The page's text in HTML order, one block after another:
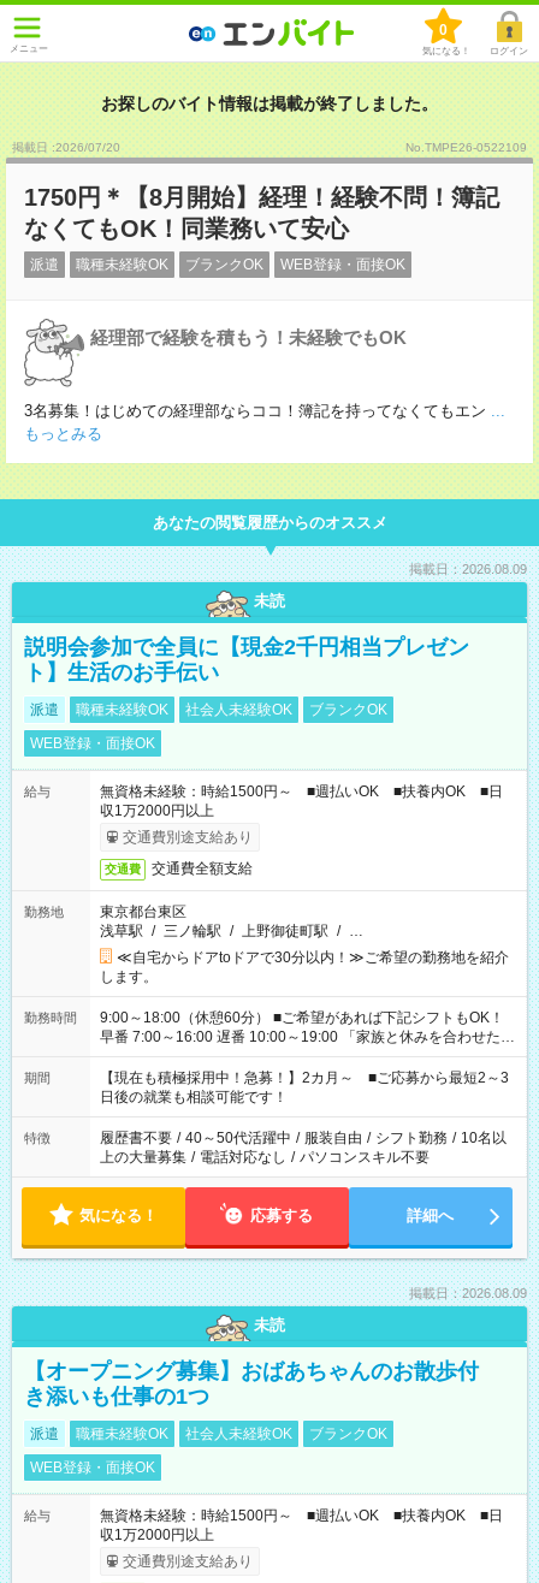
メニュー
0
気になる！ ログイン
お探しのバイト情報は掲載が終了しました。
掲載日 :2026/07/20 No.TMPE26-0522109
1750円＊【8月開始】経理！経験不問！簿記
なくてもOK！同業務いて安心
派遣 職種未経験OK ブランクOK WEB登録・面接OK
経理部で経験を積もう！未経験でもOK
3名募集！はじめての経理部ならココ！簿記を持ってなくてもエン ...
もっとみる
あなたの閲覧履歴からのオススメ
掲載日：2026.08.09
未読
説明会参加で全員に【現金2千円相当プレゼン
ト】生活のお手伝い
派遣 職種未経験OK 社会人未経験OK
ブランクOK
WEB登録・面接OK
給与
無資格未経験：時給1500円～ ■週払いOK ■扶養内OK ■日
収1万2000円以上
交通費別途支給あり
交通費 交通費全額支給
勤務地
東京都台東区
浅草駅 / 三ノ輪駅 / 上野御徒町駅 / …
≪自宅からドアtoドアで30分以内！≫ご希望の勤務地を紹介
します。
勤務時間
9:00～18:00（休憩60分） ■ご希望があれば下記シフトもOK！
早番 7:00～16:00 遅番 10:00～19:00 「家族と休みを合わせた
い」 「余裕を持って夕飯の準備がしたい」 「できれば残業はし
たくない」 など、ご希望を教えてくださいね。 ※Wワーク希望
の方へ 今ご覧のお仕事で希望する勤務時間と、もう1つのお仕事
の勤務時間。 合計で週40時間を超える場合は応募できません。
期間
【現在も積極採用中！急募！】2カ月～ ■ご応募から最短2～3
日後の就業も相談可能です！
特徴 履歴書不要 / 40～50代活躍中 / 服装自由 / シフト勤務 / 10名以
上の大量募集 / 電話対応なし / パソコンスキル不要
気になる！ 応募する 詳細へ
掲載日：2026.08.09
未読
【オープニング募集】おばあちゃんのお散歩付
き添いも仕事の1つ
派遣 職種未経験OK 社会人未経験OK
ブランクOK
WEB登録・面接OK
給与
無資格未経験：時給1500円～ ■週払いOK ■扶養内OK ■日
収1万2000円以上
交通費別途支給あり